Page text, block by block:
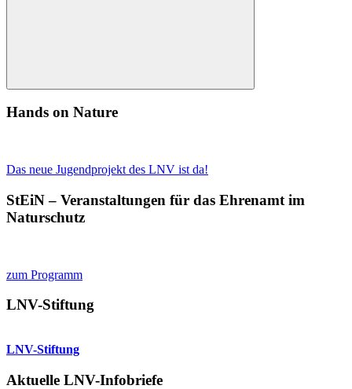
Suchen
Hands on Nature
Das neue Jugendprojekt des LNV ist da!
StEiN – Veranstaltungen für das Ehrenamt im
Naturschutz
zum Programm
LNV-Stiftung
LNV-Stiftung
Aktuelle LNV-Infobriefe